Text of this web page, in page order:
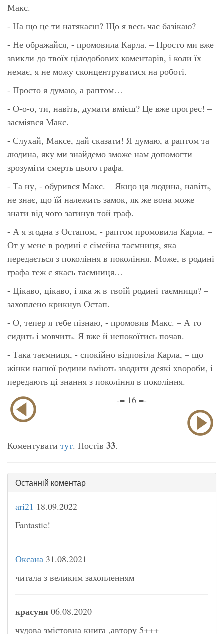
Макс.
- На що це ти натякаєш? Що я весь час базікаю?
- Не ображайся, - промовила Карла. – Просто ми вже
звикли до твоїх цілодобових коментарів, і коли їх
немає, я не можу сконцентруватися на роботі.
- Просто я думаю, а раптом…
- О-о-о, ти, навіть, думати вмієш? Це вже прогрес! –
засміявся Макс.
- Слухай, Максе, дай сказати! Я думаю, а раптом та
людина, яку ми знайдемо зможе нам допомогти
зрозуміти смерть цього графа.
- Та ну, - обурився Макс. – Якщо ця людина, навіть,
не знає, що їй належить замок, як же вона може
знати від чого загинув той граф.
- А я згодна з Остапом, - раптом промовила Карла. –
От у мене в родині є сімейна таємниця, яка
передається з покоління в покоління. Може, в родині
графа теж є якась таємниця…
- Цікаво, цікаво, і яка ж в твоїй родині таємниця? –
захоплено крикнув Остап.
- О, тепер я тебе пізнаю, - промовив Макс. – А то
сидить і мовчить. Я вже й непокоїтись почав.
- Така таємниця, - спокійно відповіла Карла, – що
жінки нашої родини вміють зводити деякі хвороби, і
передають ці знання з покоління в покоління.
-= 16 =-
Коментувати тут. Постів 33.
Останній коментар
ari21 18.09.2022
Fantastic!
Оксана 31.08.2021
читала з великим захопленням
красуня 06.08.2020
чудова змістовна книга ,автору 5+++